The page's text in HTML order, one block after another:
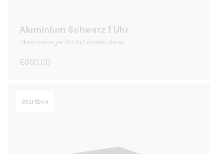
Aluminium Schwarz 1 Uhr
Uhrenbeweger für Automatikuhren
Normaler
€850,00
Startbox